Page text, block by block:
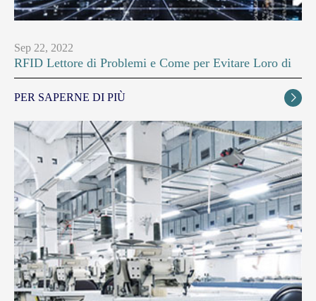
Sep 22, 2022
RFID Lettore di Problemi e Come per Evitare Loro di
PER SAPERNE DI PIÙ 